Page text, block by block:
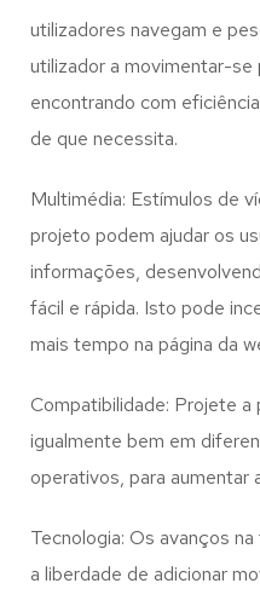
utilizadores navegam e
utilizador a movimentar-
encontrando com
de que necessita.
Multimédia: Estímulos de
projeto podem ajudar os
informações,
fácil e rápida. Isto pode
mais tempo na página da
Compatibilidade: Projete a
igualmente bem em
operativos, para aumentar
Tecnologia: Os avanços
a liberdade de adicionar